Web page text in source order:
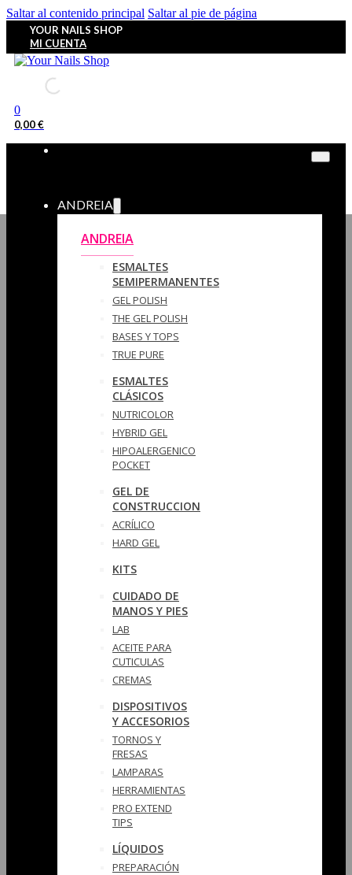
Saltar al contenido principal Saltar al pie de página
YOUR NAILS SHOP
MI CUENTA
0
0,00€
ANDREIA
ANDREIA
ESMALTES
SEMIPERMANENTES
GEL POLISH
THE GEL POLISH
BASES Y‎ TOPS
TRUE PURE
ESMALTES
CLÁSICOS
NUTRICOLOR
HYBRID GEL
HIPOALERGENICO
POCKET
GEL DE
CONSTRUCCION
ACRÍLICO
HARD GEL
KITS
CUIDADO DE
MANOS Y PIES
LAB
ACEITE PARA
CUTICULAS
CREMAS
DISPOSITIVOS
Y ACCESORIOS
TORNOS Y
FRESAS
LAMPARAS
HERRAMIENTAS
PRO EXTEND
TIPS
LÍQUIDOS
PREPARACIÓN